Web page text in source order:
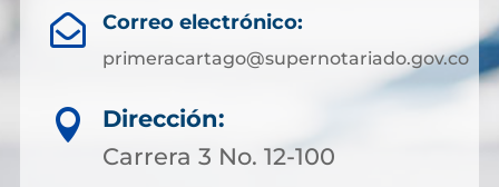
 Correo electrónico:
primeracartago@supernotariado.gov.co

Dirección:
Carrera 3 No. 12-100